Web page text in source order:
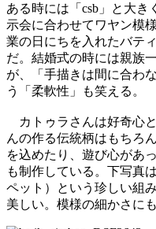
ある時には「csb」と大
示会に合わせてワヤン模
業の日にちを入れたバテ
だ。結婚式の時には親族
が、「手描きは間に合わ
う「柔軟性」も笑える。
カトゥラさんは好奇心
んの作る伝統柄はもちろ
を込めたり、遊び心があ
も制作している。下写真
ペット）という珍しい組
美しい。模様の細かさに